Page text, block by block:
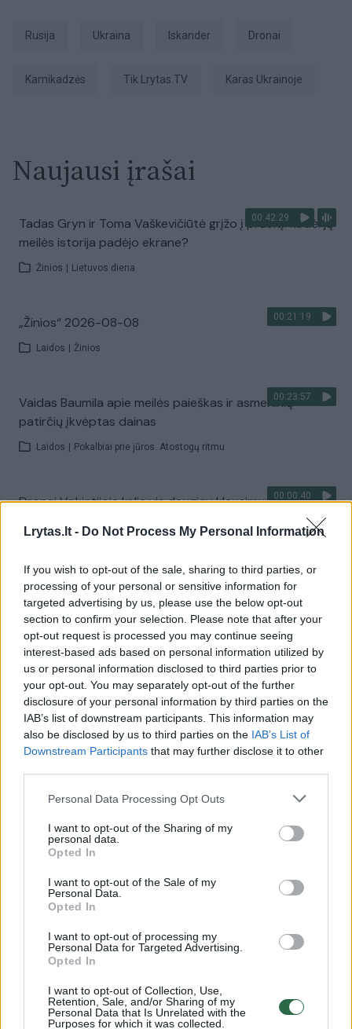
Lrytas.lt - Do Not Process My Personal Information
If you wish to opt-out of the sale, sharing to third parties, or
processing of your personal or sensitive information for
targeted advertising by us, please use the below opt-out
section to confirm your selection. Please note that after your
opt-out request is processed you may continue seeing
interest-based ads based on personal information utilized by
us or personal information disclosed to third parties prior to
your opt-out. You may separately opt-out of the further
disclosure of your personal information by third parties on the
IAB’s list of downstream participants. This information may
also be disclosed by us to third parties on the IAB’s List of
Downstream Participants that may further disclose it to other
Personal Data Processing Opt Outs
I want to opt-out of the Sharing of my
personal data.
Opted In
I want to opt-out of the Sale of my
Personal Data.
Opted In
I want to opt-out of processing my
Personal Data for Targeted Advertising.
Opted In
I want to opt-out of Collection, Use,
Retention, Sale, and/or Sharing of my
Personal Data that Is Unrelated with the
Purposes for which it was collected.
Rusija Ukraina Iskander dronai
kamikadzės tik Lrytas.TV karas Ukrainoje
Naujausi įrašai
00:42:29
Tadas Gryn ir Toma Vaškevičiūtė grįžo į praeitį: kodėl jų
meilės istorija padėjo ekrane?
Žinios Lietuvos diena
00:21:19
„Žinios“ 2026-08-08
Laidos Žinios
00:23:57
Vaidas Baumila apie meilės paieškas ir asmeninių
patirčių įkvėptas dainas
Laidos Pokalbiai prie jūros. Atostogų ritmu
00:00:40
Dronai Vokietijoje kelia vis daugiau klausimų: du
Visi įrašai
Žiūrimiausi įrašai
00:00:30
Vaizdai iš tragiškos avarijos Vilniaus r.: dviejų moterų ir
vaiko gyvybių išgelbėti nepavyko
Žinios | Lietuvos diena
Savaitės vidurys nusimato karštas: temperatūra kils iki
32 laipsnių šilumos
Ukrainos politikoje: jis yra neteisus